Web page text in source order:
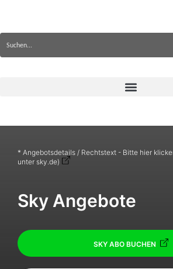
* Angebotsdetails / Rechtstext - Bitte hier
unter sky.de)
Sky Angebote
SKY ABO BUCHEN